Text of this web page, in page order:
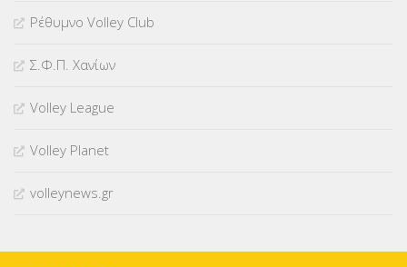
Ρέθυμνο Volley Club
Σ.Φ.Π. Χανίων
Volley League
Volley Planet
volleynews.gr